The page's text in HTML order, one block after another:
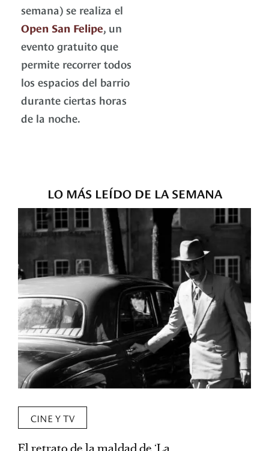
semana) se realiza el
Open San Felipe, un
evento gratuito que
permite recorrer todos
los espacios del barrio
durante ciertas horas
de la noche.
LO MÁS LEÍDO DE LA SEMANA
CINE Y TV